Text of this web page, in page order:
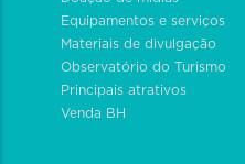
Equipamentos e serviços
Materiais de divulgação
Observatório do Turismo
Principais atrativos
Venda BH